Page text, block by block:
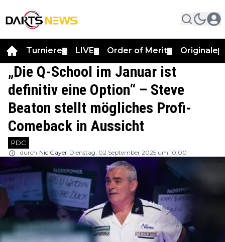
Turniere LIVE Order of Merit Originale
„Die Q-School im Januar ist
definitiv eine Option“ – Steve
Beaton stellt mögliches Profi-
Comeback in Aussicht
PDC
durch Nic Gayer Dienstag, 02 September 2025 um 10:00